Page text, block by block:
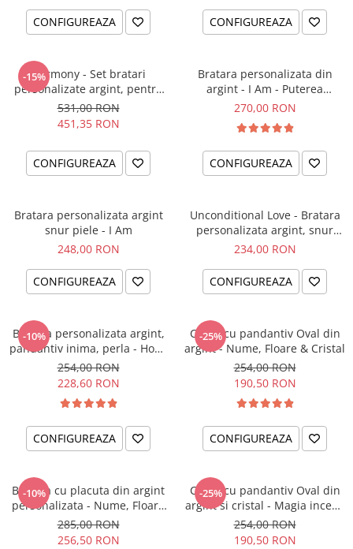
CONFIGUREAZA CONFIGUREAZA
-15%
Harmony - Set bratari
personalizate argint, pentru
el si ea
531,00 RON
451,35 RON
CONFIGUREAZA
Bratara personalizata din
argint - I Am - Puterea
intentiei la mana ta
270,00 RON
CONFIGUREAZA
Bratara personalizata argint
snur piele - I Am
248,00 RON
CONFIGUREAZA
Unconditional Love - Bratara
personalizata argint, snur
impletit piele
234,00 RON
CONFIGUREAZA
-10%
Bratara personalizata argint,
pandantiv inima, perla - Hope
& Faith
254,00 RON
228,60 RON
CONFIGUREAZA
-25%
Colier cu pandantiv Oval din
argint - Nume, Floare & Cristal
254,00 RON
190,50 RON
CONFIGUREAZA
-10%
Bratara cu placuta din argint
personalizata - Nume, Floare
& Cristal
285,00 RON
256,50 RON
-25%
Colier cu pandantiv Oval din
argint si cristal - Magia incepe
cu tine
254,00 RON
190,50 RON